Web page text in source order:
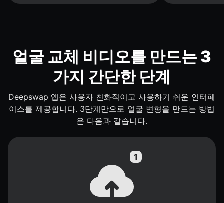
얼굴 교체 비디오를 만드는 3
가지 간단한 단계
Deepswap 앱은 사용자 친화적이고 사용하기 쉬운 인터페
이스를 제공합니다. 3단계만으로 얼굴 변형을 만드는 방법
은 다음과 같습니다.